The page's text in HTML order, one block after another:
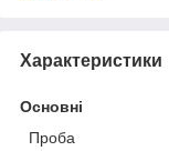
Характеристики
Основні
Проба